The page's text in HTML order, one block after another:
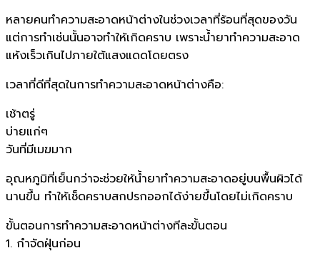
หลายคนทำความสะอาดหน้าต่างในช่วงเวลาที่ร้อนที่สุดของวัน
แต่การทำเช่นนั้นอาจทำให้เกิดคราบ เพราะน้ำยาทำความสะอาด
แห้งเร็วเกินไปภายใต้แสงแดดโดยตรง
เวลาที่ดีที่สุดในการทำความสะอาดหน้าต่างคือ:
เช้าตรู่
บ่ายแก่ๆ
วันที่มีเมฆมาก
อุณหภูมิที่เย็นกว่าจะช่วยให้น้ำยาทำความสะอาดอยู่บนพื้นผิวได้
นานขึ้น ทำให้เช็ดคราบสกปรกออกได้ง่ายขึ้นโดยไม่เกิดคราบ
ขั้นตอนการทำความสะอาดหน้าต่างทีละขั้นตอน
1. กำจัดฝุ่นก่อน